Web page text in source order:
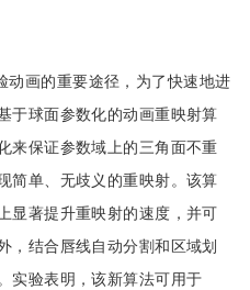
动画的重要途径，为了快速地进
于球面参数化的动画重映射算
来保证参数域上的三角面不重
简单、无歧义的重映射。该算
显著提升重映射的速度，并可
，结合唇线自动分割和区域划
实验表明，该新算法可用于